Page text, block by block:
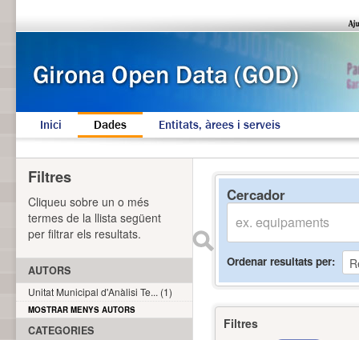
Inici Dades Entitats, àrees i serveis
Cercador
Ordenar resultats per
Filtres
Filtres
Cliqueu sobre un o més
termes de la llista següent
per filtrar els resultats.
AUTORS
Unitat Municipal d'Anàlisi Te... (1)
MOSTRAR MENYS AUTORS
CATEGORIES